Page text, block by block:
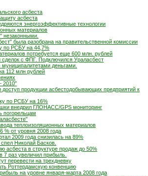
асбеста
асбеста
энергоэффективные технологии
материалов
незаконными.
была разобрана на правительственной комиссии
по РСБУ на 44,7%
потребуется еще 600 млн. рублей
с ФПГ. Подключился Ураласбест
деньгами.
112 млн рублей
2010"
продукции асбестодобывающих предприятий к
по РСБУ на 16%
внедрил ГЛОНАСС/GPS мониторинг
погорельцам
теплоизоляционных материалов
% от уровня 2008 года
2009 года снизилась на 89%
Николай Басков.
асбеста в структуре продаж до 50%
7 раз увеличил прибыль.
перевести на трехдневку
Роттердамскую конвенцию
на уровне января-марта 2008 года